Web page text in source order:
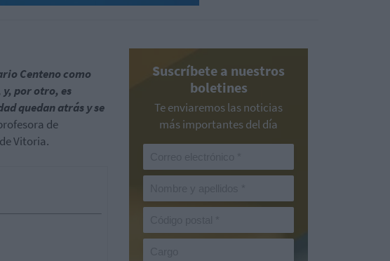
Centeno como
y, por otro, es
quedan atrás y se
de
Vitoria.
Suscríbete a nuestros
boletines
Te enviaremos las noticias
más importantes del día